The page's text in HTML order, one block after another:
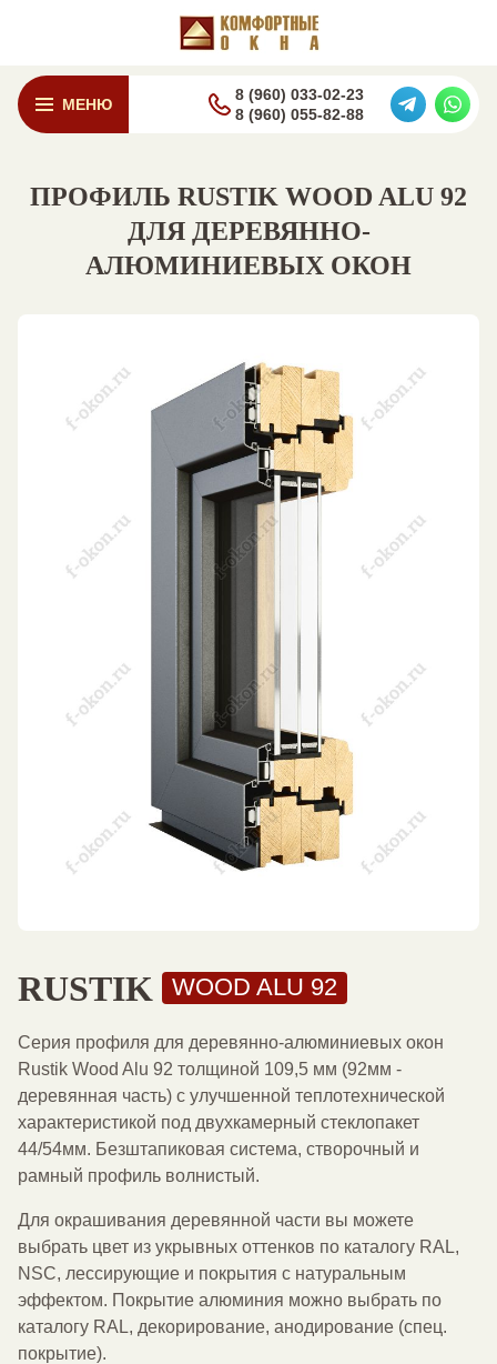
МЕНЮ
8 (960) 033-02-23
8 (960) 055-82-88
ПРОФИЛЬ RUSTIK WOOD ALU 92
ДЛЯ ДЕРЕВЯННО-
АЛЮМИНИЕВЫХ ОКОН
RUSTIK WOOD ALU 92
Серия профиля для деревянно-алюминиевых окон
Rustik Wood Alu 92 толщиной 109,5 мм (92мм -
деревянная часть) с улучшенной теплотехнической
характеристикой под двухкамерный стеклопакет
44/54мм. Безштапиковая система, створочный и
рамный профиль волнистый.
Для окрашивания деревянной части вы можете
выбрать цвет из укрывных оттенков по каталогу RAL,
NSC, лессирующие и покрытия с натуральным
эффектом. Покрытие алюминия можно выбрать по
каталогу RAL, декорирование, анодирование (спец.
покрытие).